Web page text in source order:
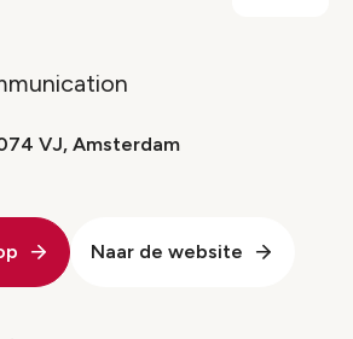
VJ, Amsterdam
Naar de website